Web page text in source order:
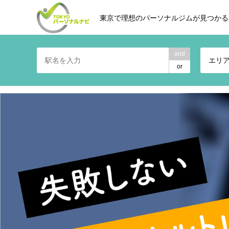
東京で理想のパーソナルジムが見つか
and
or
エリ